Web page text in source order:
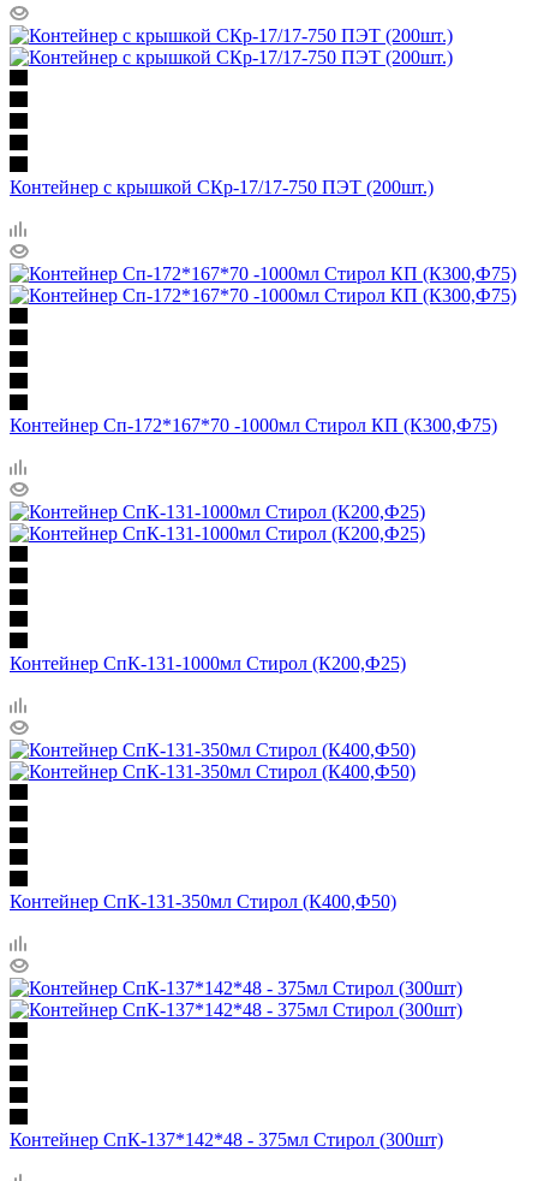
Контейнер с крышкой СКр-17/17-750 ПЭТ (200шт.)
Контейнер Сп-172*167*70 -1000мл Стирол КП (К300,Ф75)
Контейнер СпК-131-1000мл Стирол (К200,Ф25)
Контейнер СпК-131-350мл Стирол (К400,Ф50)
Контейнер СпК-137*142*48 - 375мл Стирол (300шт)